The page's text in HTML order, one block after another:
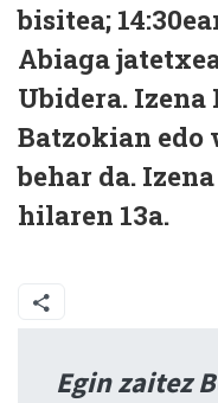
bisitea;
Abiaga
Ubidera.
Batzokian edo
behar da.
hilaren 13a.
Egin zaitez